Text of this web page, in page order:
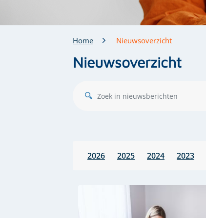
Home Nieuwsoverzicht
Nieuwsoverzicht
2026 2025 2024 2023